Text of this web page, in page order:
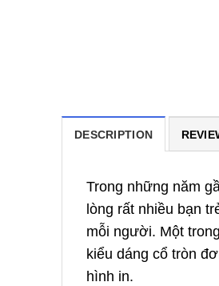
DESCRIPTION
Trong những năm
lòng rất nhiều bạn
mỗi người. Một
kiểu dáng cổ tròn
hình in.